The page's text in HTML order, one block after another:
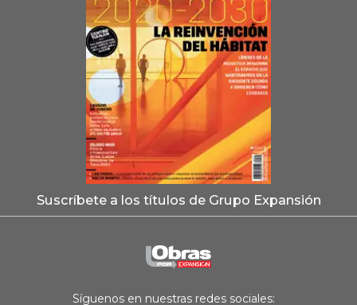
Suscríbete a los títulos de Grupo Expansión
Síguenos en nuestras redes sociales: